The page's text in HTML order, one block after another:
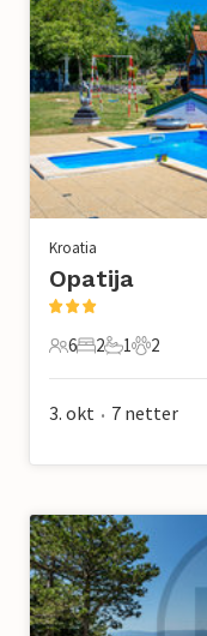
Kroatia
Opatija
6 Gjester
6
2 Soverom
2
1 Bad
1
2 Kjæledyr
2
3. okt • 7 netter